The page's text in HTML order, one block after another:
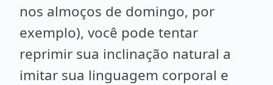
nos almoços de domingo, por
exemplo), você pode tentar
reprimir sua inclinação natural a
imitar sua linguagem corporal e